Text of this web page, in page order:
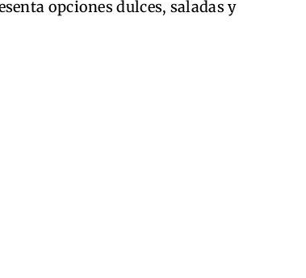
opciones dulces, saladas y